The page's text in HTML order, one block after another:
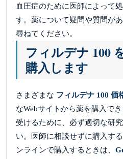
血圧症のために医師によって
す。薬について疑問や質問が
尋ねてください。
フィルデナ 100
購入します
さまざまな フィルデナ 100 価
なWebサイトから薬を購入で
受けるために、必ず適切な研
い。医師に相談せずに購入す
ンラインで購入するときは、